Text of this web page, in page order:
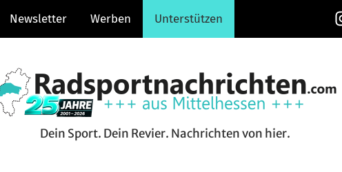
Newsletter Werben Unterstützen
Dein Sport. Dein Revier. Nachrichten von hier.